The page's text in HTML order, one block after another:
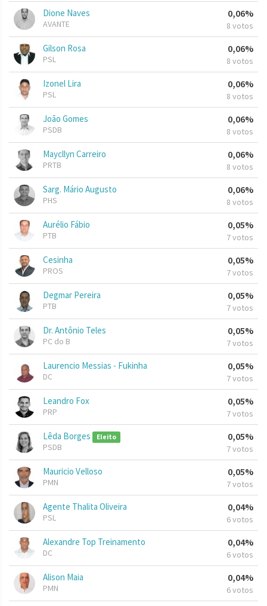
Dione Naves
AVANTE
0,06%
8 votos
Gilson Rosa
PSL
0,06%
8 votos
Izonel Lira
PSL
0,06%
8 votos
João Gomes
PSDB
0,06%
8 votos
Maycllyn Carreiro
PRTB
0,06%
8 votos
Sarg. Mário Augusto
PHS
0,06%
8 votos
Aurélio Fábio
PTB
0,05%
7 votos
Cesinha
PROS
0,05%
7 votos
Degmar Pereira
PTB
0,05%
7 votos
Dr. Antônio Teles
PC do B
0,05%
7 votos
Laurencio Messias - Fukinha
DC
0,05%
7 votos
Leandro Fox
PRP
0,05%
7 votos
Lêda Borges Eleito
PSDB
0,05%
7 votos
Mauricio Velloso
PMN
0,05%
7 votos
Agente Thalita Oliveira
PSL
0,04%
6 votos
Alexandre Top Treinamento
DC
0,04%
6 votos
Alison Maia
PMN
0,04%
6 votos